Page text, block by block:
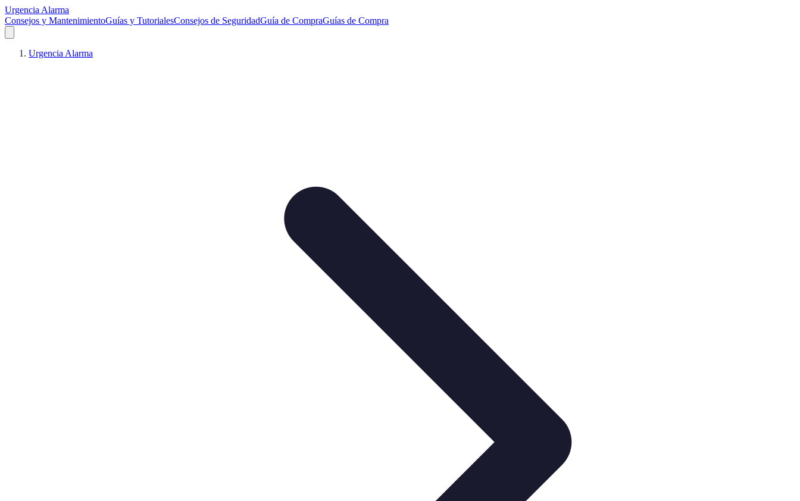
Urgencia Alarma
Consejos y MantenimientoGuías y TutorialesConsejos de SeguridadGuía de CompraGuías de Compra
Urgencia Alarma